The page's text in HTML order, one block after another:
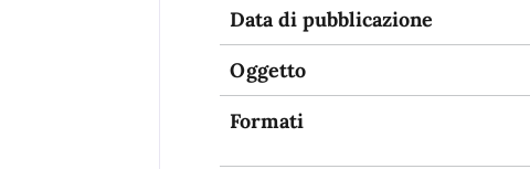
Data di pubblicazione
Oggetto
Formati